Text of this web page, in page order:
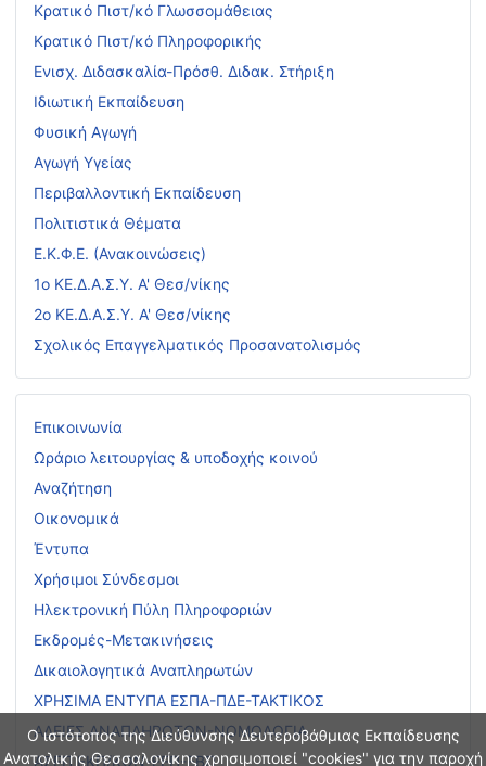
Ο ιστότοπος της Διεύθυνσης Δευτεροβάθμιας Εκπαίδευσης
Ανατολικής Θεσσαλονίκης χρησιμοποιεί "cookies" για την παροχή
Κρατικό Πιστ/κό Γλωσσομάθειας
Κρατικό Πιστ/κό Πληροφορικής
Ενισχ. Διδασκαλία-Πρόσθ. Διδακ. Στήριξη
Ιδιωτική Εκπαίδευση
Φυσική Αγωγή
Αγωγή Υγείας
Περιβαλλοντική Εκπαίδευση
Πολιτιστικά Θέματα
Ε.Κ.Φ.Ε. (Ανακοινώσεις)
1ο ΚΕ.Δ.Α.Σ.Υ. Α' Θεσ/νίκης
2ο ΚΕ.Δ.Α.Σ.Υ. Α' Θεσ/νίκης
Σχολικός Επαγγελματικός Προσανατολισμός
Επικοινωνία
Ωράριο λειτουργίας & υποδοχής κοινού
Αναζήτηση
Οικονομικά
Έντυπα
Χρήσιμοι Σύνδεσμοι
Ηλεκτρονική Πύλη Πληροφοριών
Εκδρομές-Μετακινήσεις
Δικαιολογητικά Αναπληρωτών
ΧΡΗΣΙΜΑ ΕΝΤΥΠΑ ΕΣΠΑ-ΠΔΕ-ΤΑΚΤΙΚΟΣ
ΑΔΕΙΕΣ ΑΝΑΠΛΗΡΩΤΩΝ-ΝΟΜΟΛΟΓΙΑ
ΑΣΕΠ ΕΚΠ/ΚΩΝ-ΕΕΠ-ΕΒΠ